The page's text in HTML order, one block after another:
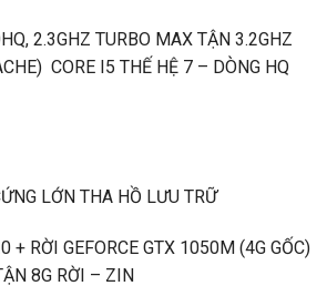
2.3GHZ TURBO MAX TẬN 3.2GHZ
CORE I5 THẾ HỆ 7 – DÒNG HQ
LỚN THA HỒ LƯU TRỮ
+ RỜI GEFORCE GTX 1050M (4G GỐC)
8G RỜI – ZIN